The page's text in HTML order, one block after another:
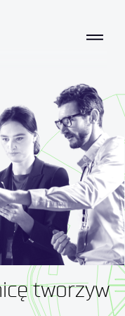
tworzyw